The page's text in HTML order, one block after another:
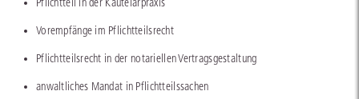
Vorempfänge im Pflichtteilsrecht
Pflichtteilsrecht in der notariellen Vertragsgestaltung
anwaltliches Mandat in Pflichtteilssachen